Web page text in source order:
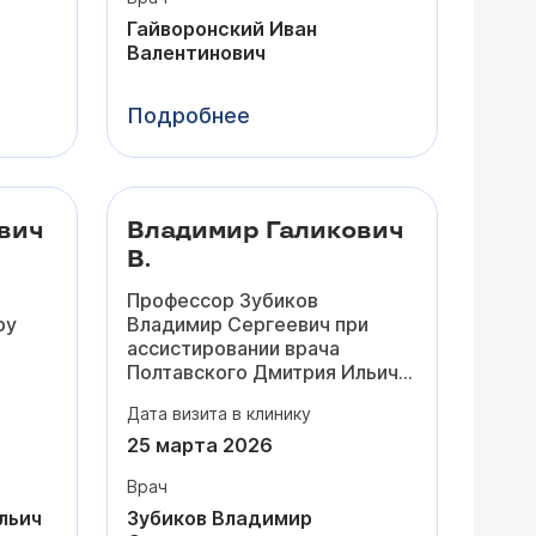
за
«как унитаз».
Цвет, форму и размер вы
и предлагает оптимальные
все 28 :)
Гайворонский Иван
Валентинович
Подробнее
у
Владимир Галикович
В.
Профессор Зубиков
Владимир Сергеевич при
ассистировании врача
Полтавского Дмитрия Ильича
операции
эндопротезирования
(правого и левого). Первая
операция в июне 2024г,
Дата визита в клинику
25 марта 2026
Врач
Зубиков Владимир